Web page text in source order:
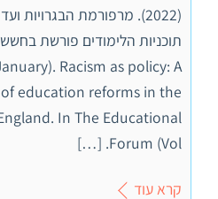
(2022). מרפורמת
תוכניות הלימודים פורשת
Racism as policy: A
education reforms in the
In The Educational
Forum (Vol. […]
קרא עוד